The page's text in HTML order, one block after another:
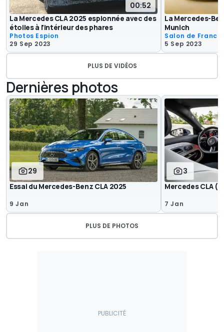
00:52
La Mercedes CLA 2025 espionnée avec des
étoiles à l'intérieur des phares
Photos Espion
29 Sep 2023
La Mercedes-
Munich
Salon de
5 Sep 2023
PLUS DE VIDÉOS
Dernières photos
29
Essai du Mercedes-Benz CLA 2025
9 Jan
3
Mercedes CLA
7 Jan
PLUS DE PHOTOS